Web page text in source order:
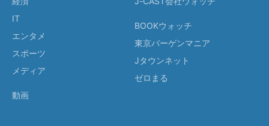
IT
エンタメ
スポーツ
メディア
動画
BOOKウォッチ
東京バーゲンマニア
Jタウンネット
ゼロまる